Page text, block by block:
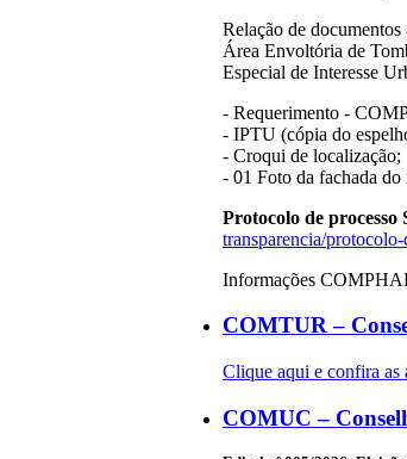
Relação de
Área Envoltória de
Especial de Interesse
- Requerimento -
- IPTU (cópia do
- Croqui de localização;
- 01 Foto da fachada do
Protocolo de processo
transparencia/
Informações
COMTUR –
Clique aqui e confira
COMUC –